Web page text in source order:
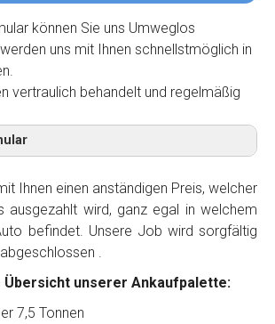
können Sie uns Umweglos
uns mit Ihnen schnellstmöglich in
vertraulich behandelt und regelmäßig
Ihnen einen anständigen Preis, welcher
ausgezahlt wird, ganz egal in welchem
befindet. Unsere Job wird sorgfältig
.
Übersicht unserer Ankaufpalette:
7,5 Tonnen